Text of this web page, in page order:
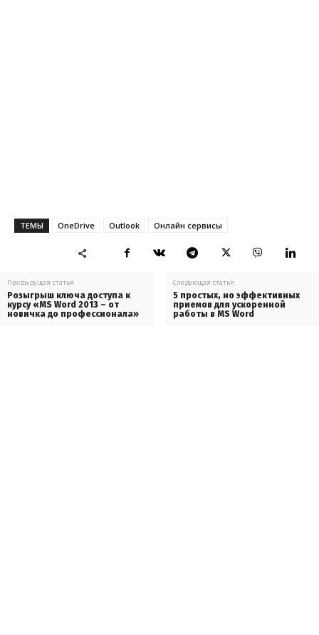
ТЕМЫ OneDrive Outlook Онлайн сервисы
Предыдущая статья
Розыгрыш ключа доступа к
курсу «MS Word 2013 – от
новичка до профессионала»
Следующая статья
5 простых, но эффективных
приемов для ускоренной
работы в MS Word